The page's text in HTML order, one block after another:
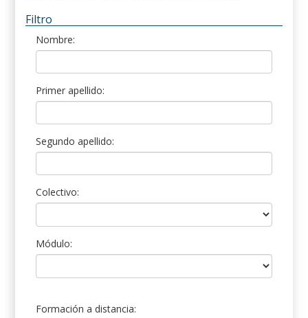
Filtro
Nombre:
Primer apellido:
Segundo apellido:
Colectivo:
Módulo:
Formación a distancia: